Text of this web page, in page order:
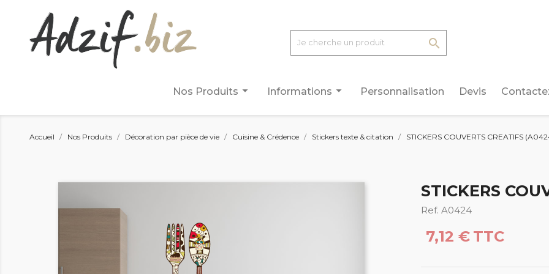

arrow_drop_down
Nos Produits arrow_drop_down
Informations Personnalisation Devis
Accueil Nos Produits Décoration par pièce de vie Cuisine & Crédence Stickers texte & citation STICKERS COUVERTS CREATIFS
STICKERS
Ref. A0424
7,12 € TTC